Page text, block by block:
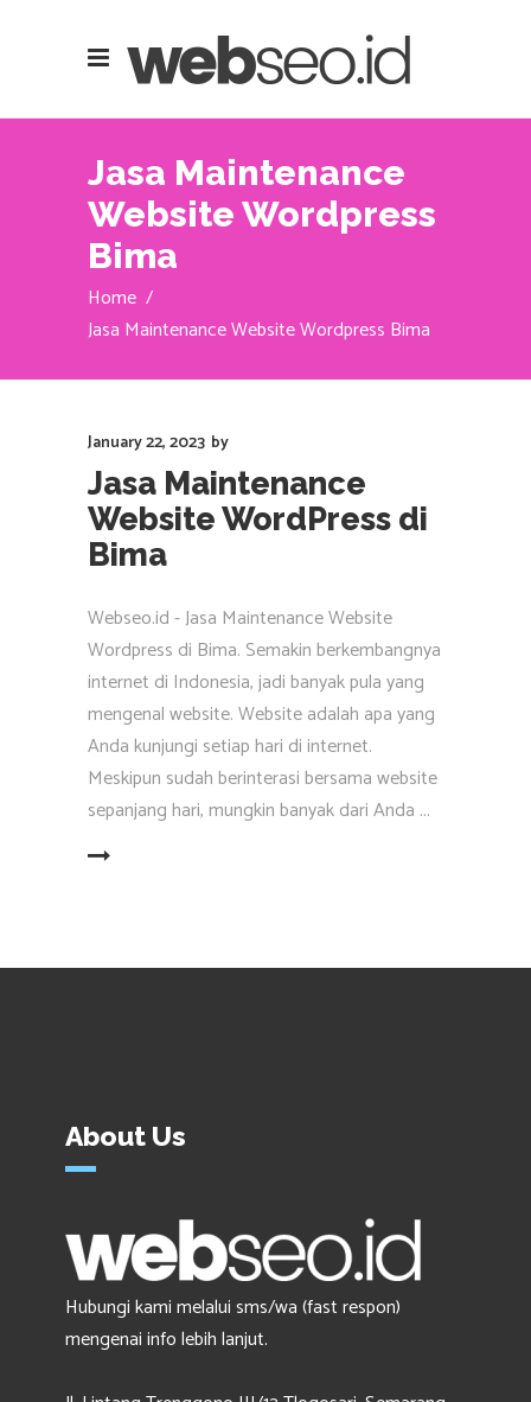
Jasa Maintenance
Website Wordpress
Bima
Home /
Jasa Maintenance Website Wordpress Bima
January 22, 2023 by
Jasa Maintenance
Website WordPress di
Bima
Webseo.id - Jasa Maintenance Website
Wordpress di Bima. Semakin berkembangnya
internet di Indonesia, jadi banyak pula yang
mengenal website. Website adalah apa yang
Anda kunjungi setiap hari di internet.
Meskipun sudah berinterasi bersama website
sepanjang hari, mungkin banyak dari Anda
About Us
Hubungi kami melalui sms/wa (fast respon)
mengenai info lebih lanjut.